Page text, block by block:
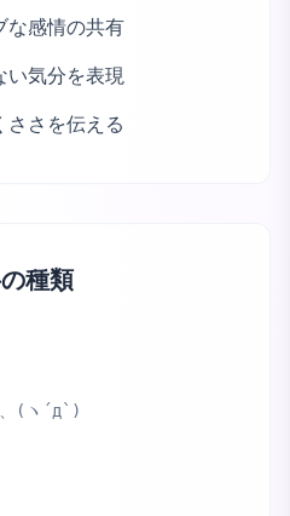
な感情の共有
い気分を表現
ささを伝える
種類
(ヽ´д`)